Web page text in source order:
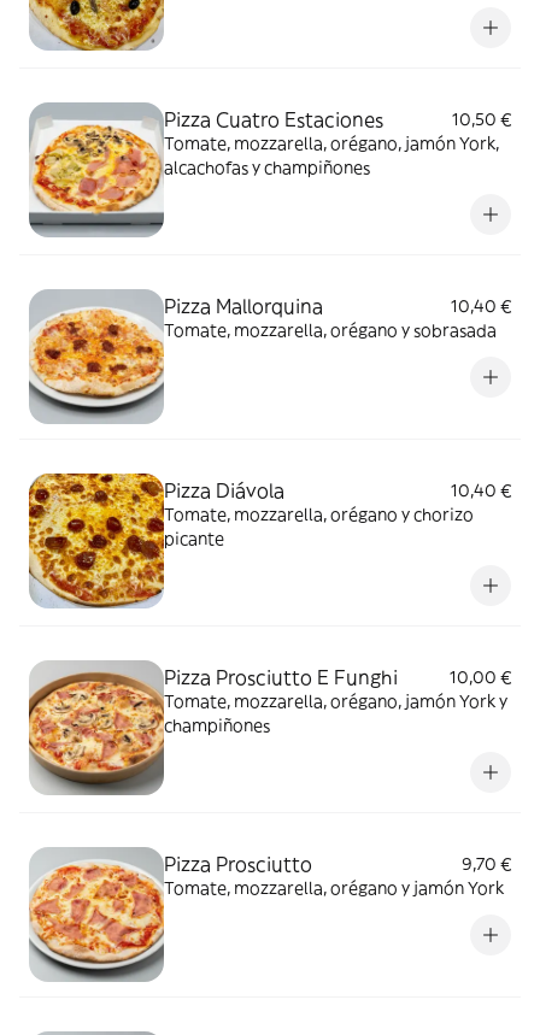
Pizza Cuatro Estaciones
10,50 €
Tomate, mozzarella, orégano, jamón York,
alcachofas y champiñones
Pizza Mallorquina
10,40 €
Tomate, mozzarella, orégano y sobrasada
Pizza Diávola
10,40 €
Tomate, mozzarella, orégano y chorizo
picante
Pizza Prosciutto E Funghi
10,00 €
Tomate, mozzarella, orégano, jamón York y
champiñones
Pizza Prosciutto
9,70 €
Tomate, mozzarella, orégano y jamón York